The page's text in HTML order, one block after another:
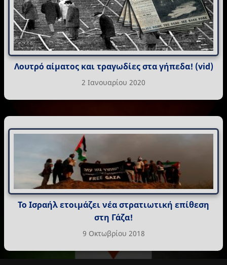
Λουτρό αίματος και τραγωδίες στα γήπεδα! (vid)
2 Ιανουαρίου 2020
Το Ισραήλ ετοιμάζει νέα στρατιωτική επίθεση
στη Γάζα!
9 Οκτωβρίου 2018